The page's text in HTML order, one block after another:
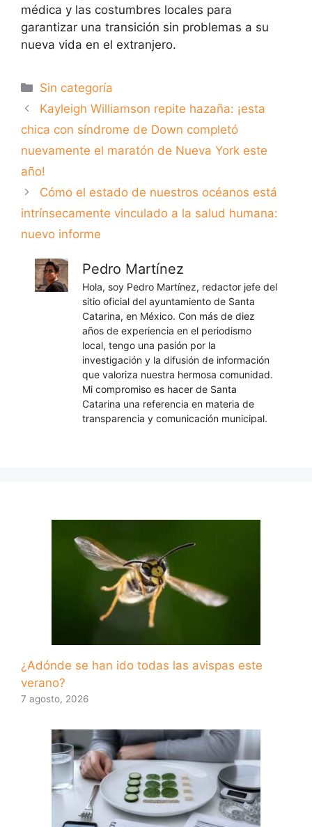
médica y las costumbres locales para
garantizar una transición sin problemas a su
nueva vida en el extranjero.
Categorías
Sin categoría
Kayleigh Williamson repite hazaña: ¡esta
chica con síndrome de Down completó
nuevamente el maratón de Nueva York este
año!
Cómo el estado de nuestros océanos está
intrínsecamente vinculado a la salud humana:
nuevo informe
Pedro Martínez
Hola, soy Pedro Martínez, redactor jefe del
sitio oficial del ayuntamiento de Santa
Catarina, en México. Con más de diez
años de experiencia en el periodismo
local, tengo una pasión por la
investigación y la difusión de información
que valoriza nuestra hermosa comunidad.
Mi compromiso es hacer de Santa
Catarina una referencia en materia de
transparencia y comunicación municipal.
¿Adónde se han ido todas las avispas este
verano?
7 agosto, 2026